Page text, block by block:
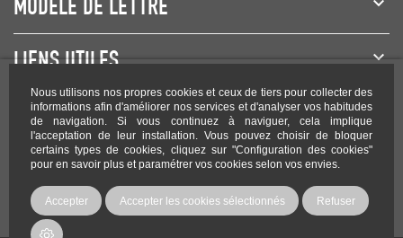
Nous utilisons nos propres cookies et ceux de tiers pour collecter des
informations afin d'améliorer nos services et d'analyser vos habitudes
de navigation. Si vous continuez à naviguer, cela implique
l'acceptation de leur installation. Vous pouvez choisir de bloquer
certains types de cookies, cliquez sur "Configuration des cookies"
pour en savoir plus et paramétrer vos cookies selon vos envies.
Accepter Accepter les cookies sélectionnés Refuser
MODÈLE DE LETTRE
LIENS UTILES
NEWSLETTER